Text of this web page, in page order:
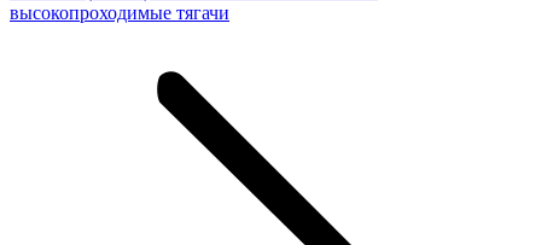
высокопроходимые тягачи